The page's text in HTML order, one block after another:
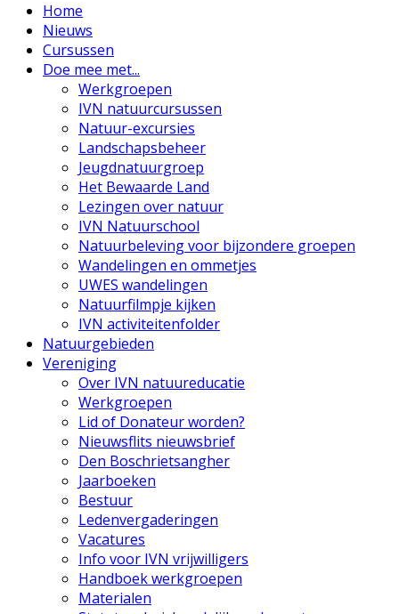
Home
Nieuws
Cursussen
Doe mee met...
Werkgroepen
IVN natuurcursussen
Natuur-excursies
Landschapsbeheer
Jeugdnatuurgroep
Het Bewaarde Land
Lezingen over natuur
IVN Natuurschool
Natuurbeleving voor bijzondere groepen
Wandelingen en ommetjes
UWES wandelingen
Natuurfilmpje kijken
IVN activiteitenfolder
Natuurgebieden
Vereniging
Over IVN natuureducatie
Werkgroepen
Lid of Donateur worden?
Nieuwsflits nieuwsbrief
Den Boschrietsangher
Jaarboeken
Bestuur
Ledenvergaderingen
Vacatures
Info voor IVN vrijwilligers
Handboek werkgroepen
Materialen